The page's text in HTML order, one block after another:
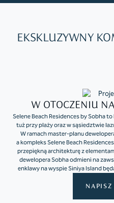
EKSKLUZYWNY
W OTOCZENIU
Selene Beach Residences by Sobha
tuż przy plaży oraz w sąsiedztwie
W ramach master-planu
a kompleks Selene Beach
przepiękną architekturę z
dewelopera Sobha odmieni na
enklawy na wyspie Siniya Island
NAPISZ